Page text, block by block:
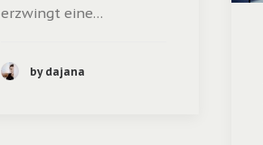
erzwingt eine…
by dajana